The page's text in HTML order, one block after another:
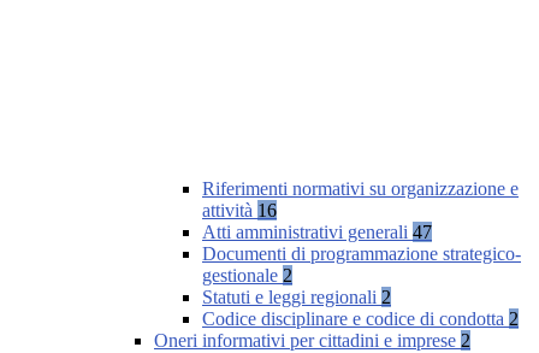
Riferimenti normativi su organizzazione e
attività 16
Atti amministrativi generali 47
Documenti di programmazione strategico-
gestionale 2
Statuti e leggi regionali 2
Codice disciplinare e codice di condotta 2
Oneri informativi per cittadini e imprese 2